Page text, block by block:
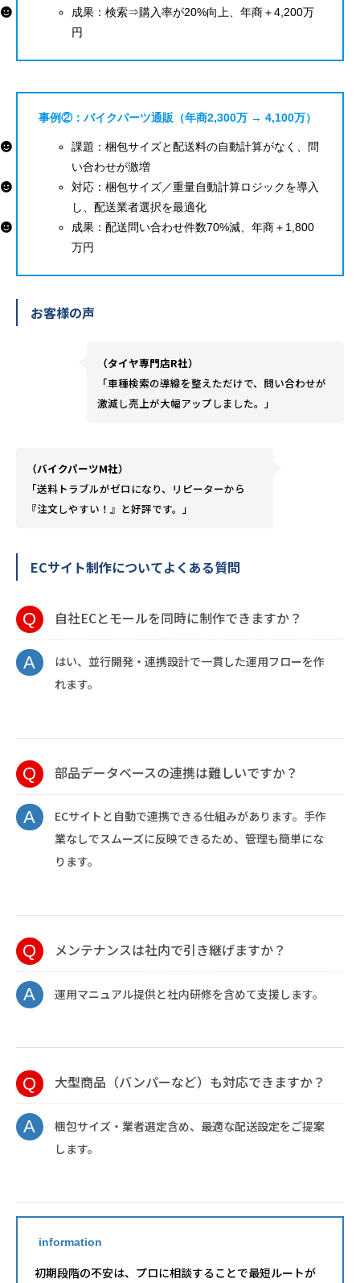
成果：検索⇒購入率が20%向上、年商＋4,200万
円
事例②：バイクパーツ通販（年商2,300万 → 4,100万）
課題：梱包サイズと配送料の自動計算がなく、問
い合わせが激増
対応：梱包サイズ／重量自動計算ロジックを導入
し、配送業者選択を最適化
成果：配送問い合わせ件数70%減、年商＋1,800
万円
お客様の声
（タイヤ専門店R社）
「車種検索の導線を整えただけで、問い合わせが
激減し売上が大幅アップしました。」
（バイクパーツM社）
「送料トラブルがゼロになり、リピーターから
『注文しやすい！』と好評です。」
ECサイト制作についてよくある質問
自社ECとモールを同時に制作できますか？
はい、並行開発・連携設計で一貫した運用フローを作
れます。
部品データベースの連携は難しいですか？
ECサイトと自動で連携できる仕組みがあります。手作
業なしでスムーズに反映できるため、管理も簡単にな
ります。
メンテナンスは社内で引き継げますか？
運用マニュアル提供と社内研修を含めて支援します。
大型商品（バンパーなど）も対応できますか？
梱包サイズ・業者選定含め、最適な配送設定をご提案
します。
information
初期段階の不安は、プロに相談することで最短ルートが